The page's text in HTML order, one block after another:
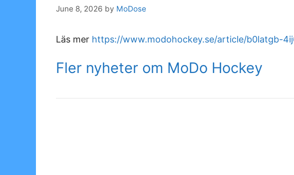
June 8, 2026 by MoDose
Läs mer https://www.modohockey.se/article/b0latgb-
Fler nyheter om MoDo Hockey